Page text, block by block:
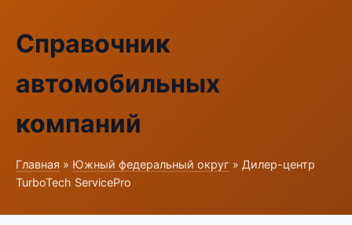
Справочник
автомобильных
компаний
Главная » Южный федеральный округ » Дилер-центр
TurboTech ServicePro